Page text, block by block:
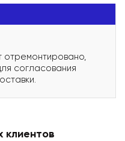
отремонтировано,
согласования